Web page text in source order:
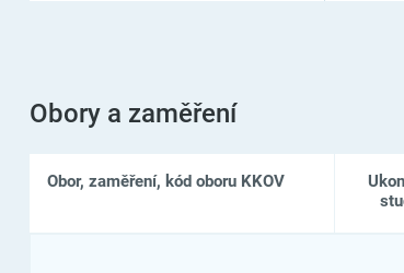
Obory a zaměření
Obor, zaměření, kód oboru KKOV